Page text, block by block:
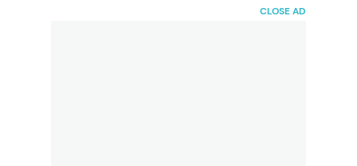
CLOSE AD